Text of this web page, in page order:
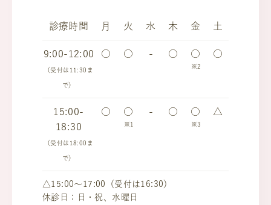
診療時間 月 火 水 木 金 土
9:00-12:00
（受付は11:30ま
で）
○ ○ - ○ ○
※2
○
15:00-
18:30
（受付は18:00ま
で）
○ ○
※1
- ○ ○
※3
△
△15:00～17:00（受付は16:30）
休診日：日・祝、水曜日